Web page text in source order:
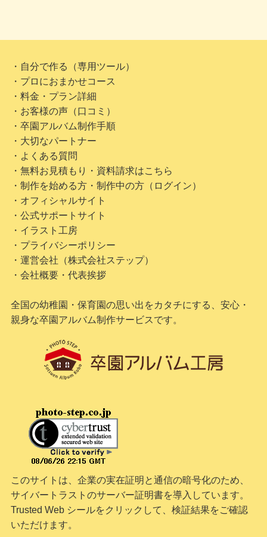
・自分で作る（専用ツール）
・プロにおまかせコース
・料金・プラン詳細
・お客様の声（口コミ）
・卒園アルバム制作手順
・大切なパートナー
・よくある質問
・無料お見積もり・資料請求はこちら
・制作を始める方・制作中の方（ログイン）
・オフィシャルサイト
・公式サポートサイト
・イラスト工房
・プライバシーポリシー
・運営会社（株式会社ステップ）
・会社概要・代表挨拶
全国の幼稚園・保育園の思い出をカタチにする、安心・
親身な卒園アルバム制作サービスです。
このサイトは、企業の実在証明と通信の暗号化のため、
サイバートラストのサーバー証明書を導入しています。
Trusted Web シールをクリックして、検証結果をご確認
いただけます。